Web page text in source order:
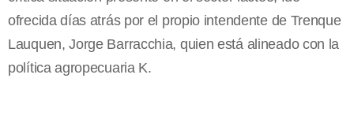
ofrecida días atrás por el propio intendente de Trenque
Lauquen, Jorge Barracchia, quien está alineado con la
política agropecuaria K.